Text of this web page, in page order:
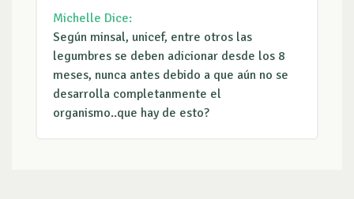
Michelle Dice:
Según minsal, unicef, entre otros las
legumbres se deben adicionar desde los 8
meses, nunca antes debido a que aún no se
desarrolla completanmente el
organismo..que hay de esto?